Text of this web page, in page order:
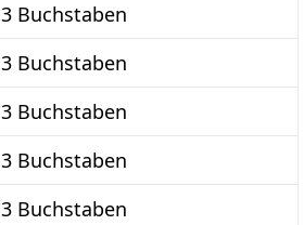
3 Buchstaben
3 Buchstaben
3 Buchstaben
3 Buchstaben
3 Buchstaben